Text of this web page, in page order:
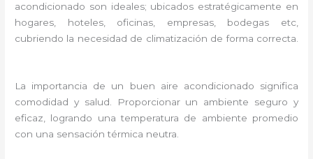
acondicionado son ideales; ubicados estratégicamente en
hogares, hoteles, oficinas, empresas, bodegas etc,
cubriendo la necesidad de climatización de forma correcta.
La importancia de un buen aire acondicionado significa
comodidad y salud. Proporcionar un ambiente seguro y
eficaz, logrando una temperatura de ambiente promedio
con una sensación térmica neutra.